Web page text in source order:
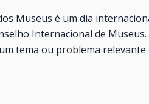
Museus é um dia
Internacional de
tema ou problema